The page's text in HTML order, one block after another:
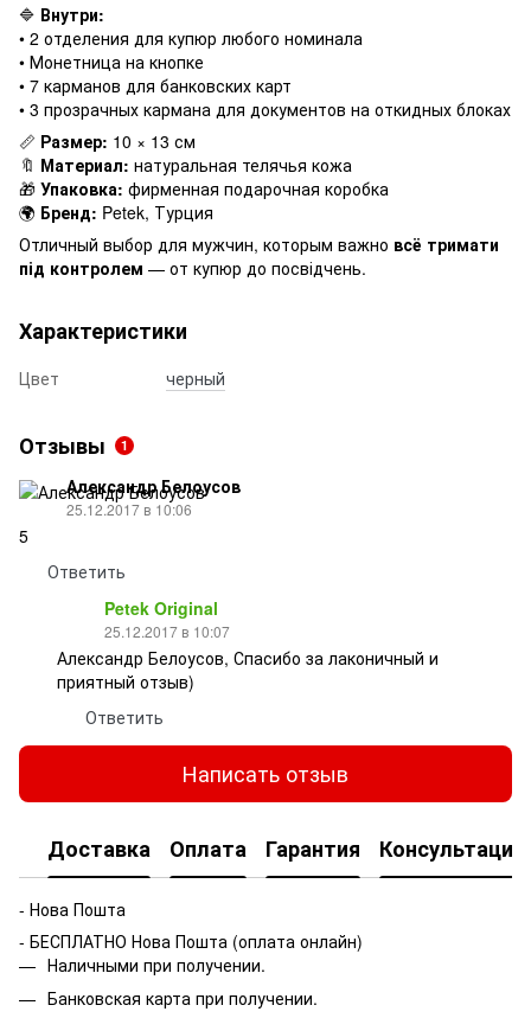
🔷 Внутри:
• 2 отделения для купюр любого номинала
• Монетница на кнопке
• 7 карманов для банковских карт
• 3 прозрачных кармана для документов на откидных блоках
📏 Размер: 10 × 13 см
🔖 Материал: натуральная телячья кожа
🎁 Упаковка: фирменная подарочная коробка
🌍 Бренд: Petek, Турция
Отличный выбор для мужчин, которым важно всё тримати
під контролем — от купюр до посвідчень.
Характеристики
Цвет черный
Отзывы 1
Александр Белоусов
25.12.2017 в 10:06
5
Ответить
Petek Original
25.12.2017 в 10:07
Александр Белоусов, Спасибо за лаконичный и
приятный отзыв)
Ответить
Написать отзыв
Доставка Оплата Гарантия Консультация
- Нова Пошта
- БЕСПЛАТНО Нова Пошта (оплата онлайн)
Наличными при получении.
Банковская карта при получении.